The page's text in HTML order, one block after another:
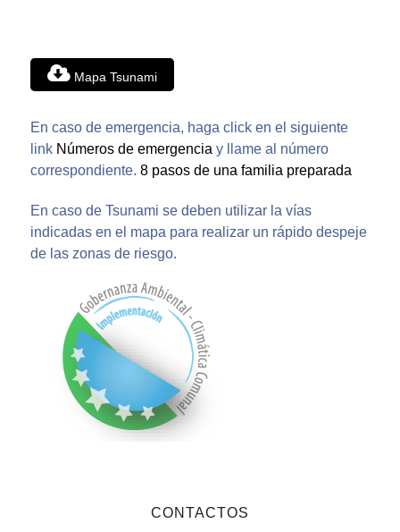
Mapa Tsunami
En caso de emergencia, haga click en el siguiente
link Números de emergencia y llame al número
correspondiente. 8 pasos de una familia preparada
En caso de Tsunami se deben utilizar la vías
indicadas en el mapa para realizar un rápido despeje
de las zonas de riesgo.
CONTACTOS